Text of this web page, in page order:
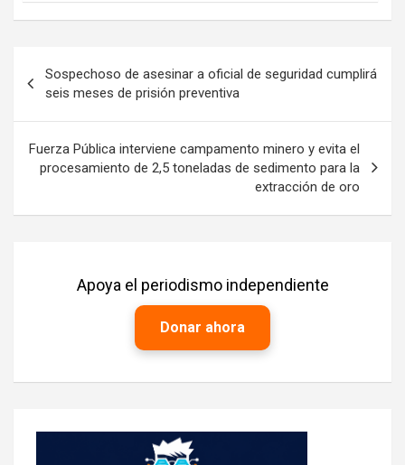
de
entradas
Sospechoso de asesinar a oficial de seguridad cumplirá
seis meses de prisión preventiva
Fuerza Pública interviene campamento minero y evita el
procesamiento de 2,5 toneladas de sedimento para la
extracción de oro
Apoya el periodismo independiente
Donar ahora